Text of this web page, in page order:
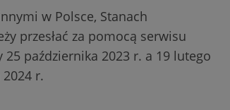
w Polsce, Stanach
przesłać za pomocą serwisu
października 2023 r. a 19 lutego
r.